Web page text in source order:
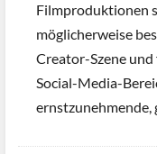
Filmproduktionen
möglicherweise
Creator-Szene
Social-Media-